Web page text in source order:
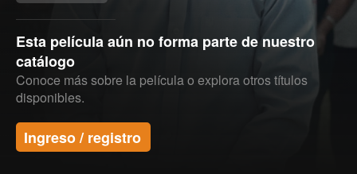
Esta película aún no forma parte de nuestro
catálogo
Conoce más sobre la película o explora otros títulos
disponibles.
Ingreso / registro